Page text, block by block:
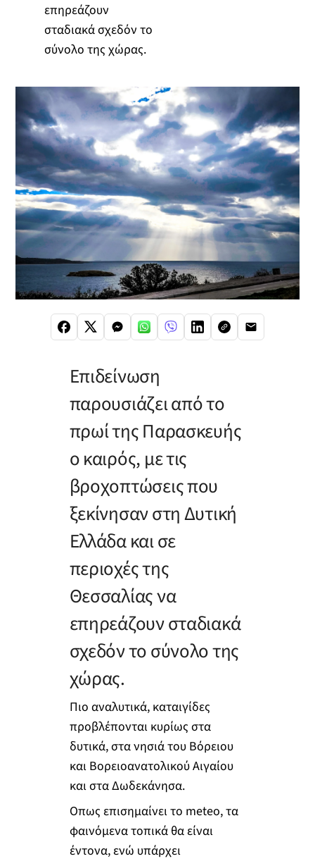
επηρεάζουν
σταδιακά σχεδόν το
σύνολο της χώρας.
Επιδείνωση
παρουσιάζει από το
πρωί της Παρασκευής
ο καιρός, με τις
βροχοπτώσεις που
ξεκίνησαν στη Δυτική
Ελλάδα και σε
περιοχές της
Θεσσαλίας να
επηρεάζουν σταδιακά
σχεδόν το σύνολο της
χώρας.
Πιο αναλυτικά, καταιγίδες
προβλέπονται κυρίως στα
δυτικά, στα νησιά του Βόρειου
και Βορειοανατολικού Αιγαίου
και στα Δωδεκάνησα.
Οπως επισημαίνει το meteo, τα
φαινόμενα τοπικά θα είναι
έντονα, ενώ υπάρχει